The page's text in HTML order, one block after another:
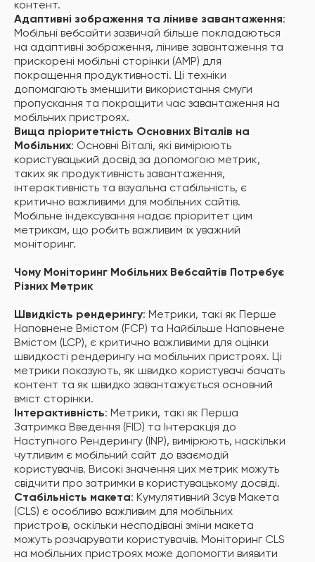
контент.
Адаптивні зображення та ліниве завантаження:
Мобільні вебсайти зазвичай більше покладаються
на адаптивні зображення, ліниве завантаження та
прискорені мобільні сторінки (AMP) для
покращення продуктивності. Ці техніки
допомагають зменшити використання смуги
пропускання та покращити час завантаження на
мобільних пристроях.
Вища пріоритетність Основних Віталів на
Мобільних: Основні Віталі, які вимірюють
користувацький досвід за допомогою метрик,
таких як продуктивність завантаження,
інтерактивність та візуальна стабільність, є
критично важливими для мобільних сайтів.
Мобільне індексування надає пріоритет цим
метрикам, що робить важливим їх уважний
моніторинг.
Чому Моніторинг Мобільних Вебсайтів Потребує
Різних Метрик
Швидкість рендерингу: Метрики, такі як Перше
Наповнене Вмістом (FCP) та Найбільше Наповнене
Вмістом (LCP), є критично важливими для оцінки
швидкості рендерингу на мобільних пристроях. Ці
метрики показують, як швидко користувачі бачать
контент та як швидко завантажується основний
вміст сторінки.
Інтерактивність: Метрики, такі як Перша
Затримка Введення (FID) та Інтеракція до
Наступного Рендерингу (INP), вимірюють, наскільки
чутливим є мобільний сайт до взаємодій
користувачів. Високі значення цих метрик можуть
свідчити про затримки в користувацькому досвіді.
Стабільність макета: Кумулятивний Зсув Макета
(CLS) є особливо важливим для мобільних
пристроїв, оскільки несподівані зміни макета
можуть розчарувати користувачів. Моніторинг CLS
на мобільних пристроях може допомогти виявити